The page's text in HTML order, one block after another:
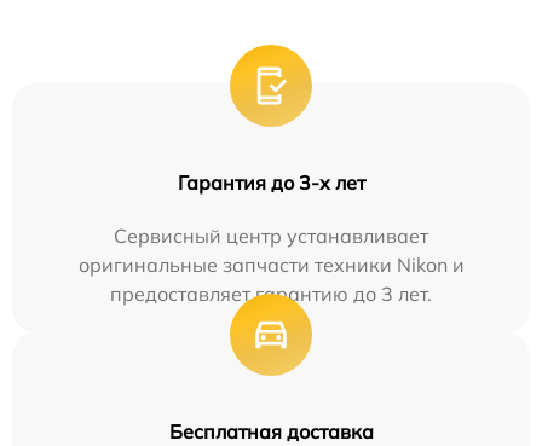
Гарантия до 3-х лет
Сервисный центр устанавливает
оригинальные запчасти техники Nikon и
предоставляет гарантию до 3 лет.
Бесплатная доставка